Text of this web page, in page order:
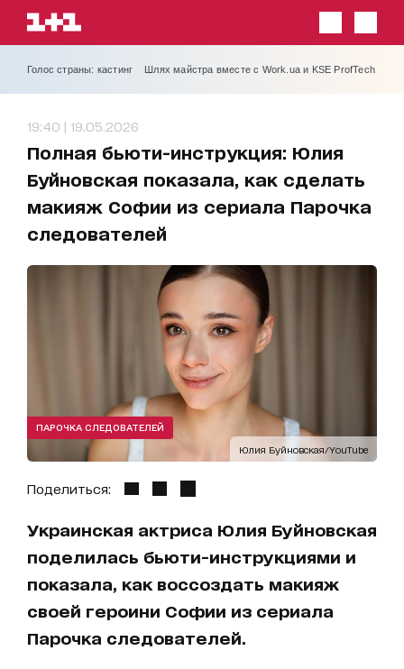
Голос страны: кастинг Шлях майстра вместе с Work.ua и KSE ProfTech
19:40 | 19.05.2026
Полная бьюти-инструкция: Юлия
Буйновская показала, как сделать
макияж Софии из сериала Парочка
следователей
Юлия Буйновская/YouTube
ПАРОЧКА СЛЕДОВАТЕЛЕЙ
Поделиться:
Украинская актриса Юлия Буйновская
поделилась бьюти-инструкциями и
показала, как воссоздать макияж
своей героини Софии из сериала
Парочка следователей.